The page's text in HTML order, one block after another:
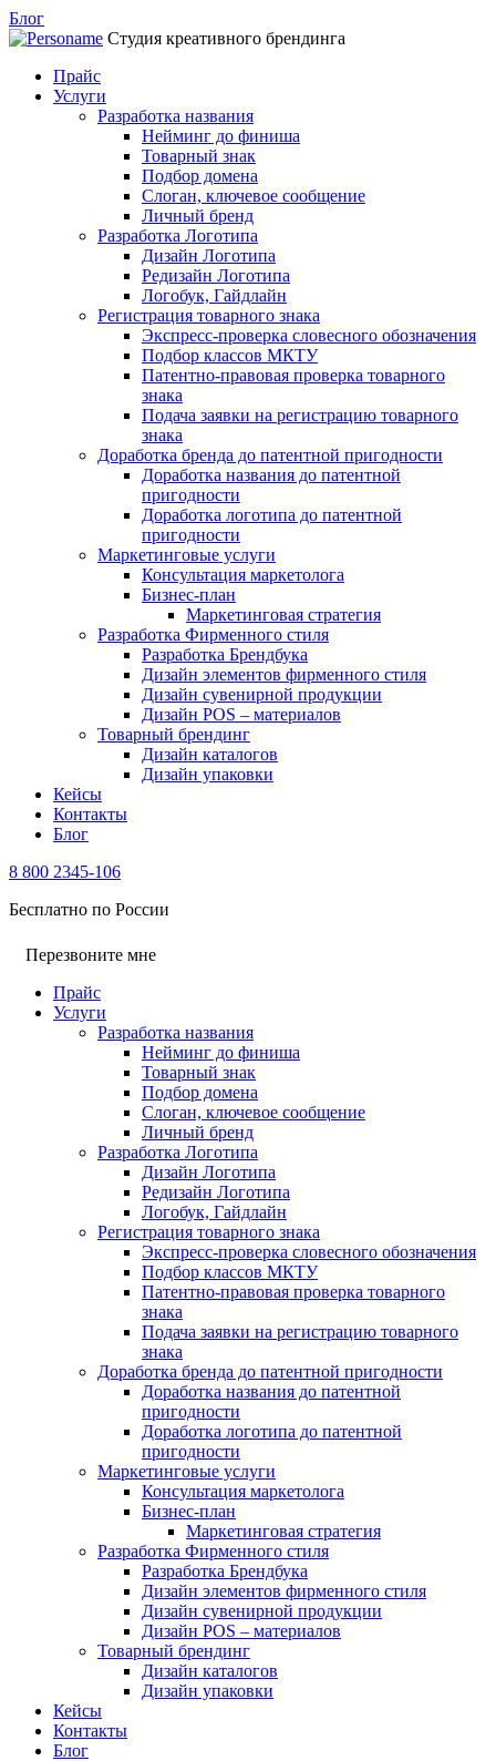
Блог
Студия креативного брендинга
Прайс
Услуги
Разработка названия
Нейминг до финиша
Товарный знак
Подбор домена
Слоган, ключевое сообщение
Личный бренд
Разработка Логотипа
Дизайн Логотипа
Редизайн Логотипа
Логобук, Гайдлайн
Регистрация товарного знака
Экспресс-проверка словесного обозначения
Подбор классов МКТУ
Патентно-правовая проверка товарного
знака
Подача заявки на регистрацию товарного
знака
Доработка бренда до патентной пригодности
Доработка названия до патентной
пригодности
Доработка логотипа до патентной
пригодности
Маркетинговые услуги
Консультация маркетолога
Бизнес-план
Маркетинговая стратегия
Разработка Фирменного стиля
Разработка Брендбука
Дизайн элементов фирменного стиля
Дизайн сувенирной продукции
Дизайн POS – материалов
Товарный брендинг
Дизайн каталогов
Дизайн упаковки
Кейсы
Контакты
Блог
8 800 2345-106
Бесплатно по России
Перезвоните мне
Прайс
Услуги
Разработка названия
Нейминг до финиша
Товарный знак
Подбор домена
Слоган, ключевое сообщение
Личный бренд
Разработка Логотипа
Дизайн Логотипа
Редизайн Логотипа
Логобук, Гайдлайн
Регистрация товарного знака
Экспресс-проверка словесного обозначения
Подбор классов МКТУ
Патентно-правовая проверка товарного
знака
Подача заявки на регистрацию товарного
знака
Доработка бренда до патентной пригодности
Доработка названия до патентной
пригодности
Доработка логотипа до патентной
пригодности
Маркетинговые услуги
Консультация маркетолога
Бизнес-план
Маркетинговая стратегия
Разработка Фирменного стиля
Разработка Брендбука
Дизайн элементов фирменного стиля
Дизайн сувенирной продукции
Дизайн POS – материалов
Товарный брендинг
Дизайн каталогов
Дизайн упаковки
Кейсы
Контакты
Блог